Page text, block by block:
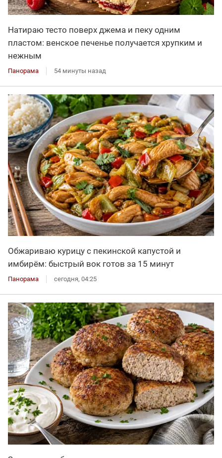
Натираю тесто поверх джема и пеку одним
пластом: венское печенье получается хрупким и
нежным
Панорама 54 минуты назад
Обжариваю курицу с пекинской капустой и
имбирём: быстрый вок готов за 15 минут
Панорама сегодня, 04:25